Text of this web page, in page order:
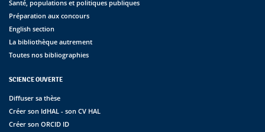
Santé, populations et politiques publiques
Préparation aux concours
English section
La bibliothèque autrement
Toutes nos bibliographies
SCIENCE OUVERTE
Diffuser sa thèse
Créer son IdHAL - son CV HAL
Créer son ORCID ID